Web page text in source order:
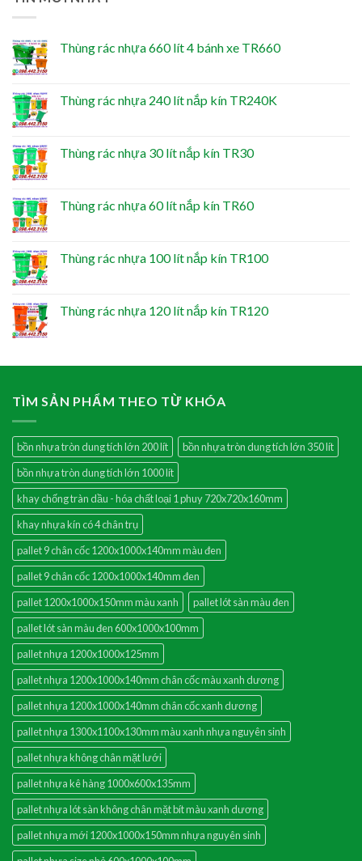
Thùng rác nhựa 660 lít 4 bánh xe TR660
Thùng rác nhựa 240 lít nắp kín TR240K
Thùng rác nhựa 30 lít nắp kín TR30
Thùng rác nhựa 60 lít nắp kín TR60
Thùng rác nhựa 100 lít nắp kín TR100
Thùng rác nhựa 120 lít nắp kín TR120
TÌM SẢN PHẨM THEO TỪ KHÓA
bồn nhựa tròn dung tích lớn 200 lít
bồn nhựa tròn dung tích lớn 350 lít
bồn nhựa tròn dung tích lớn 1000 lít
khay chống tràn dầu - hóa chất loại 1 phuy 720x720x160mm
khay nhựa kín có 4 chân trụ
pallet 9 chân cốc 1200x1000x140mm màu đen
pallet 9 chân cốc 1200x1000x140mm đen
pallet 1200x1000x150mm màu xanh
pallet lót sàn màu đen
pallet lót sàn màu đen 600x1000x100mm
pallet nhựa 1200x1000x125mm
pallet nhựa 1200x1000x140mm chân cốc màu xanh dương
pallet nhựa 1200x1000x140mm chân cốc xanh dương
pallet nhựa 1300x1100x130mm màu xanh nhựa nguyên sinh
pallet nhựa không chân mặt lưới
pallet nhựa kê hàng 1000x600x135mm
pallet nhựa lót sàn không chân mặt bít màu xanh dương
pallet nhựa mới 1200x1000x150mm nhựa nguyên sinh